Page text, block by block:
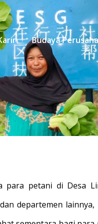
Budaya
petani di Desa
departemen